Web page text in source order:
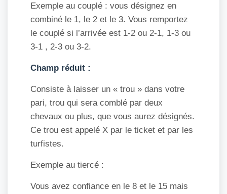
Exemple au couplé : vous désignez en
combiné le 1, le 2 et le 3. Vous remportez
le couplé si l’arrivée est 1-2 ou 2-1, 1-3 ou
3-1 , 2-3 ou 3-2.
Champ réduit :
Consiste à laisser un « trou » dans votre
pari, trou qui sera comblé par deux
chevaux ou plus, que vous aurez désignés.
Ce trou est appelé X par le ticket et par les
turfistes.
Exemple au tiercé :
Vous avez confiance en le 8 et le 15 mais